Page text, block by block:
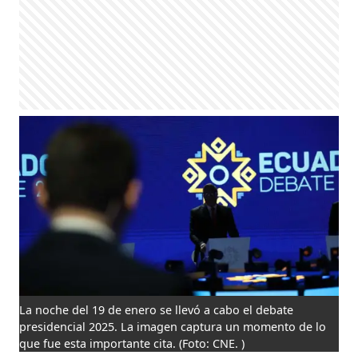
La noche del 19 de enero se llevó a cabo el debate
presidencial 2025. La imagen captura un momento de lo
que fue esta importante cita. (Foto: CNE. )